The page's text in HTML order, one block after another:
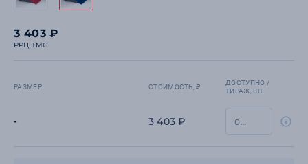
3 403 ₽
РРЦ TMG
РАЗМЕР СТОИМОСТЬ, ₽
ДОСТУПНО /
ТИРАЖ, ШТ
- 3 403 ₽